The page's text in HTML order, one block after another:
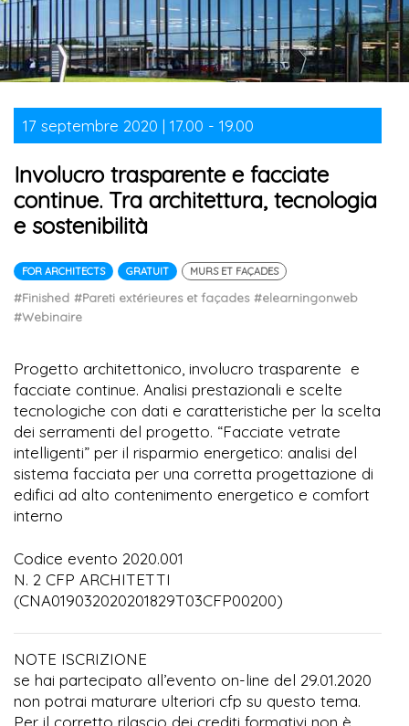
17 septembre 2020 | 17.00 - 19.00
Involucro trasparente e facciate
continue. Tra architettura, tecnologia
e sostenibilità
FOR ARCHITECTS GRATUIT MURS ET FAÇADES
#Finished #Pareti extérieures et façades #elearningonweb
#Webinaire
Progetto architettonico, involucro trasparente e
facciate continue. Analisi prestazionali e scelte
tecnologiche con dati e caratteristiche per la scelta
dei serramenti del progetto. “Facciate vetrate
intelligenti” per il risparmio energetico: analisi del
sistema facciata per una corretta progettazione di
edifici ad alto contenimento energetico e comfort
interno
Codice evento 2020.001
N. 2 CFP ARCHITETTI
(CNA019032020201829T03CFP00200)
NOTE ISCRIZIONE
se hai partecipato all’evento on-line del 29.01.2020
non potrai maturare ulteriori cfp su questo tema.
Per il corretto rilascio dei crediti formativi non è